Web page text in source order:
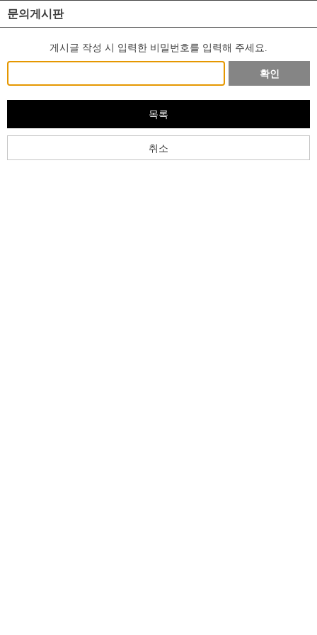
문의게시판
게시글 작성 시 입력한 비밀번호를 입력해 주세요.
확인
목록
취소